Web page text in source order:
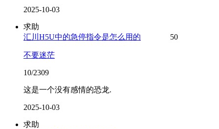
2025-10-03
求助
汇川H5U中的急停指令是怎么用的
50
不要迷茫
10/2309
这是一个没有感情的恐龙.
2025-10-03
求助